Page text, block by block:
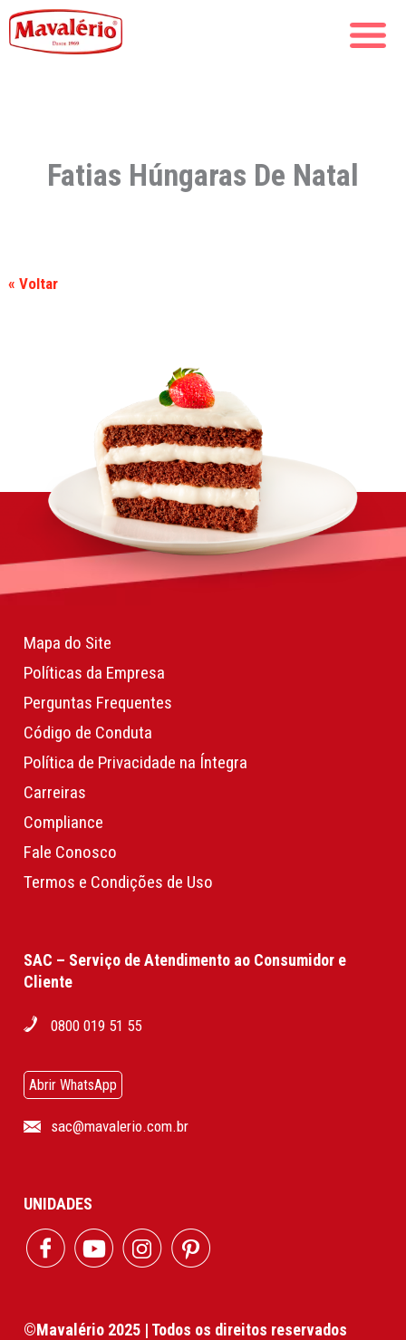
Fatias Húngaras De Natal
« Voltar
Mapa do Site
Políticas da Empresa
Perguntas Frequentes
Código de Conduta
Política de Privacidade na Íntegra
Carreiras
Compliance
Fale Conosco
Termos e Condições de Uso
SAC – Serviço de Atendimento ao Consumidor e
Cliente
0800 019 51 55
Abrir WhatsApp
sac@mavalerio.com.br
UNIDADES
©Mavalério 2025 | Todos os direitos reservados